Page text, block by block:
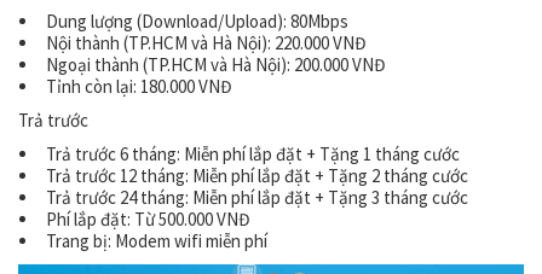
Dung lượng (Download/Upload): 80Mbps
Nội thành (TP.HCM và Hà Nội): 220.000 VNĐ
Ngoại thành (TP.HCM và Hà Nội): 200.000 VNĐ
Tỉnh còn lại: 180.000 VNĐ
Trả trước
Trả trước 6 tháng: Miễn phí lắp đặt + Tặng 1 tháng cước
Trả trước 12 tháng: Miễn phí lắp đặt + Tặng 2 tháng cước
Trả trước 24 tháng: Miễn phí lắp đặt + Tặng 3 tháng cước
Phí lắp đặt: Từ 500.000 VNĐ
Trang bị: Modem wifi miễn phí